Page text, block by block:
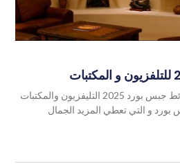
نقدم أحدث الموديلات من حوائط جبس بورد 2025 التليفزيون والمكتبات
التي تعطي المزيد الجمال